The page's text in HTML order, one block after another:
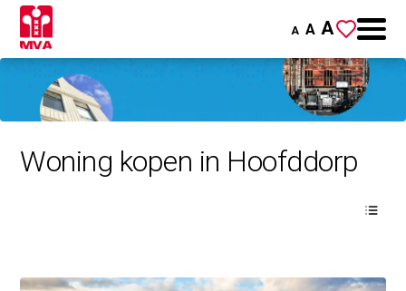
A A A
Woning kopen in Hoofddorp